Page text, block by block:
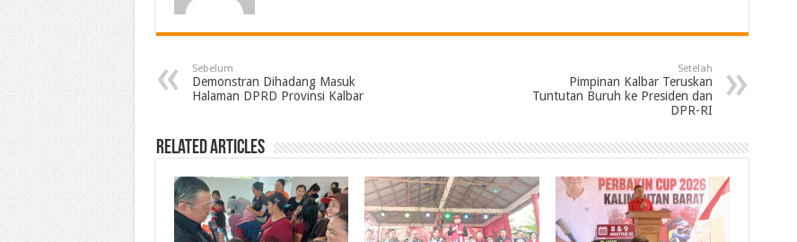
Sebelum
Demonstran Dihadang Masuk
Halaman DPRD Provinsi Kalbar
Setelah
Pimpinan Kalbar Teruskan
Tuntutan Buruh ke Presiden dan
DPR-RI
Related Articles